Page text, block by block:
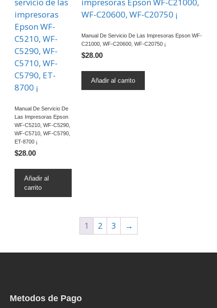
Manual De Servicio De
Las Impresoras Epson
WF-C5210, WF-C5290,
WF-C5710, WF-C5790,
ET-8700 ¡
$28.00
Añadir al
carrito
Manual De Servicio De Las Impresoras Epson WF-
C21000, WF-C20600, WF-C20750 ¡
$28.00
Añadir al carrito
1 2 3 →
Metodos de Pago